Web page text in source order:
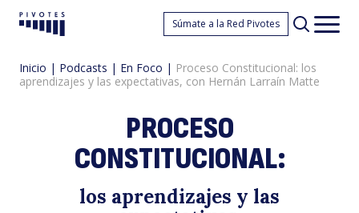
Pivotes Súmate a la Red Pivotes
Inicio | Podcasts | En Foco | Proceso Constitucional: los
aprendizajes y las expectativas, con Hernán Larraín Matte
PROCESO
CONSTITUCIONAL:
los aprendizajes y las